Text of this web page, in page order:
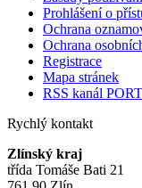
Prohlášení o
Ochrana
Ochrana
Registrace
Mapa stránek
RSS kanál
Rychlý kontakt
Zlínský kraj
třída Tomáše Bati 21